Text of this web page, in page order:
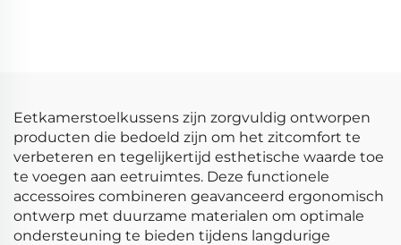
Eetkamerstoelkussens zijn zorgvuldig ontworpen
producten die bedoeld zijn om het zitcomfort te
verbeteren en tegelijkertijd esthetische waarde toe
te voegen aan eetruimtes. Deze functionele
accessoires combineren geavanceerd ergonomisch
ontwerp met duurzame materialen om optimale
ondersteuning te bieden tijdens langdurige